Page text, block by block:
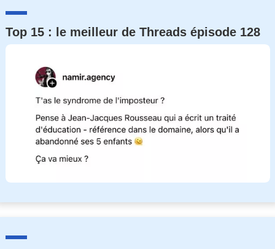
Top 15 : le meilleur de Threads épisode 128